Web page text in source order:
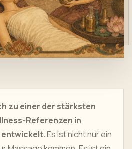
zu einer der stärksten
Referenzen in
entwickelt.Es ist nicht nur ein